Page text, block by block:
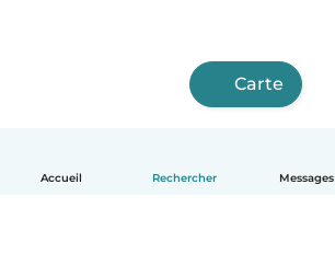
Accueil Rechercher Messages
Carte